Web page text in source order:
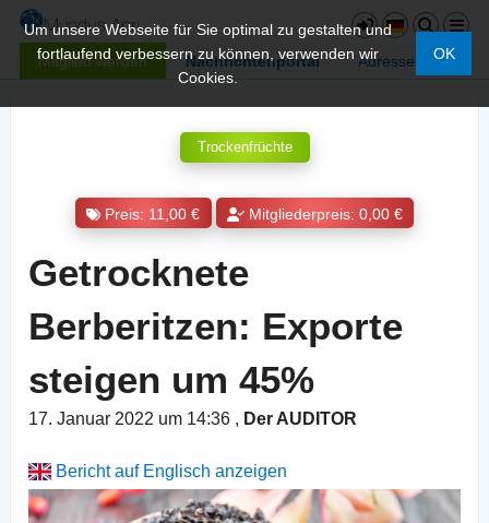
Mitglied werden Nachrichtenportal Adressen
Um unsere Webseite für Sie optimal zu gestalten und
fortlaufend verbessern zu können, verwenden wir
Cookies.
OK
Trockenfrüchte
Preis: 11,00 € Mitgliederpreis: 0,00 €
Getrocknete
Berberitzen: Exporte
steigen um 45%
17. Januar 2022 um 14:36 , Der AUDITOR
Bericht auf Englisch anzeigen